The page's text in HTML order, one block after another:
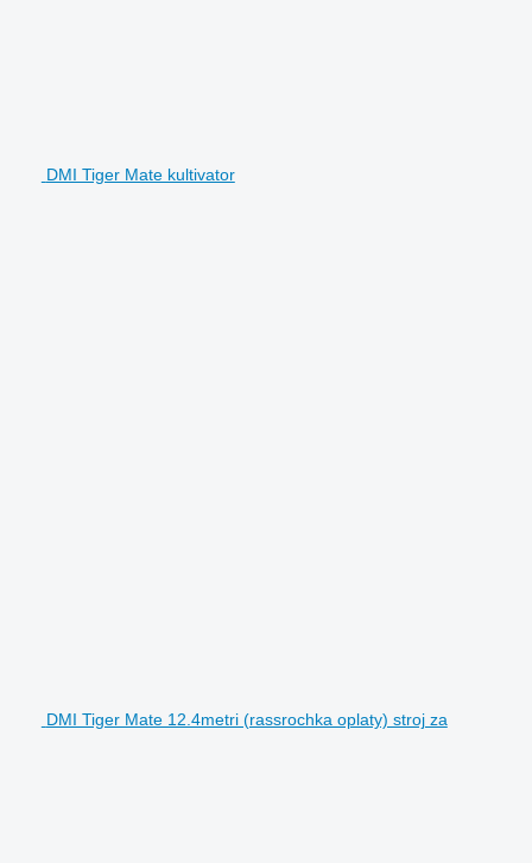
DMI Tiger Mate kultivator
DMI Tiger Mate 12.4metri (rassrochka oplaty) stroj za